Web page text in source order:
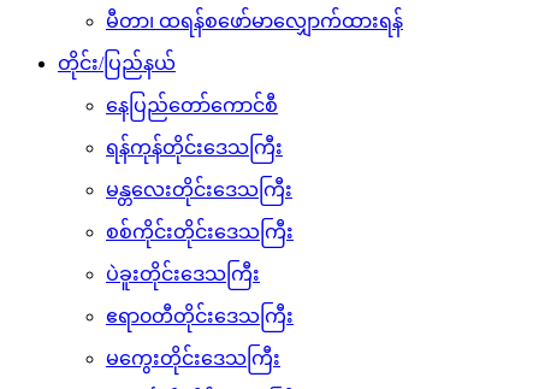
မီတာ၊ ထရန်စဖော်မာလျှောက်ထားရန်
တိုင်း/ပြည်နယ်
နေပြည်တော်ကောင်စီ
ရန်ကုန်တိုင်းဒေသကြီး
မန္တလေးတိုင်းဒေသကြီး
စစ်ကိုင်းတိုင်းဒေသကြီး
ပဲခူးတိုင်းဒေသကြီး
ဧရာ၀တီတိုင်းဒေသကြီး
မကွေးတိုင်းဒေသကြီး